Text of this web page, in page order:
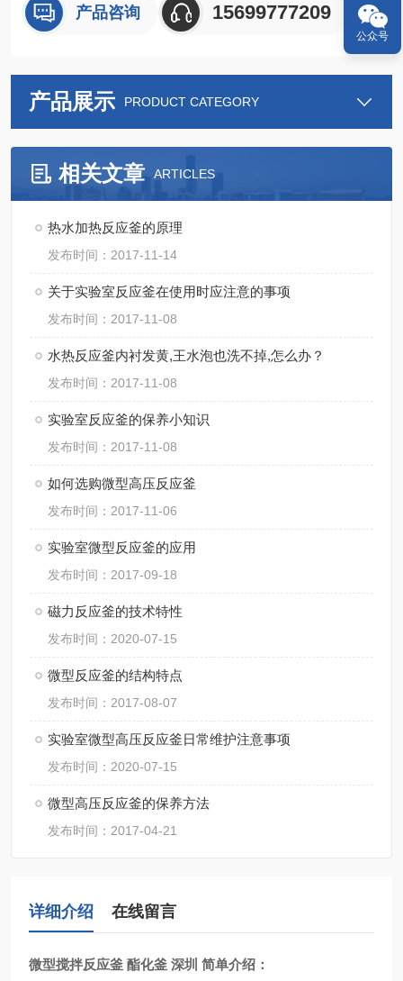
产品咨询 15699777209
产品展示 PRODUCT CATEGORY
相关文章 ARTICLES
热水加热反应釜的原理
发布时间：2017-11-14
关于实验室反应釜在使用时应注意的事项
发布时间：2017-11-08
水热反应釜内衬发黄,王水泡也洗不掉,怎么办？
发布时间：2017-11-08
实验室反应釜的保养小知识
发布时间：2017-11-08
如何选购微型高压反应釜
发布时间：2017-11-06
实验室微型反应釜的应用
发布时间：2017-09-18
磁力反应釜的技术特性
发布时间：2020-07-15
微型反应釜的结构特点
发布时间：2017-08-07
实验室微型高压反应釜日常维护注意事项
发布时间：2020-07-15
微型高压反应釜的保养方法
发布时间：2017-04-21
详细介绍 在线留言
微型搅拌反应釜 酯化釜 深圳 简单介绍：
公众号